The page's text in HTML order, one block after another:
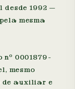
desde 1992 —
mesma
nº 0001879-
mesmo
de auxiliar e